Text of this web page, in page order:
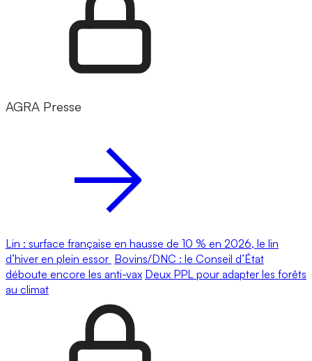
AGRA Presse
Lin : surface française en hausse de 10 % en 2026, le lin
d’hiver en plein essor Bovins/DNC : le Conseil d’État
déboute encore les anti-vax Deux PPL pour adapter les forêts
au climat